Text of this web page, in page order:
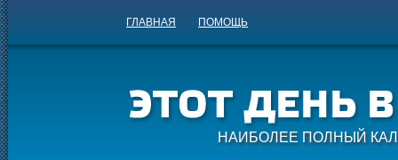
ГЛАВНАЯ ПОМОЩЬ
НАИБОЛЕЕ ПОЛНЫЙ